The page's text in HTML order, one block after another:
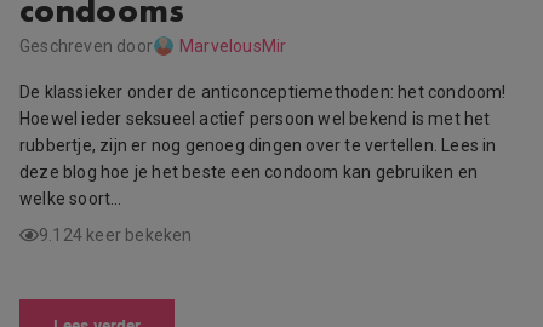
condooms
Geschreven door MarvelousMir
De klassieker onder de anticonceptiemethoden: het condoom!
Hoewel ieder seksueel actief persoon wel bekend is met het
rubbertje, zijn er nog genoeg dingen over te vertellen. Lees in
deze blog hoe je het beste een condoom kan gebruiken en
welke soort…
9.124 keer bekeken